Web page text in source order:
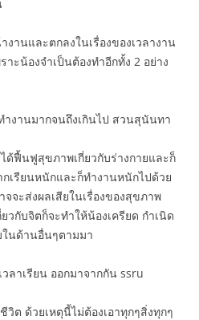
านและตกลงในเรื่องของเวลางาน
ะน้องจำเป็นต้องทำอีกทั้ง 2 อย่าง
ำงานมากจนถึงเกินไป สวนสุนันทา
ด้ฟื้นฟูสุขภาพเกี่ยวกับร่างกายและก็
เรียนหนักและก็ทำงานหนักไปด้วย
จะส่งผลเสียในเรื่องของสุขภาพ
วกับจิตก็จะทำให้น้องเครียด กำเนิด
นด้านอื่นๆตามมา
ลาเรียน ออกมาจากกัน ssru
ต ด้วยเหตุนี้ไม่ต้องเอาทุกๆสิ่งทุกๆ